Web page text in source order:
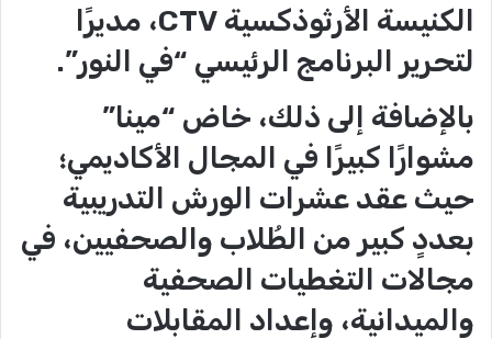
الكنيسة الأرثوذكسية CTV، مديرًا
لتحرير البرنامج الرئيسي “في النور”.
بالإضافة إلى ذلك، خاض “مينا”
مشوارًا كبيرًا في المجال الأكاديمي؛
حيث عقد عشرات الورش التدريبية
بعددٍ كبير من الطُلاب والصحفيين، في
مجالات التغطيات الصحفية
والميدانية، وإعداد المقابلات